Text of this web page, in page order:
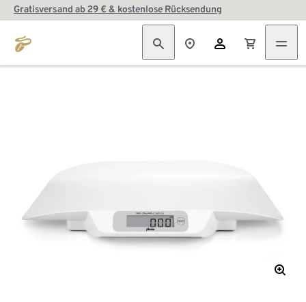
Gratisversand ab 29 € & kostenlose Rücksendung